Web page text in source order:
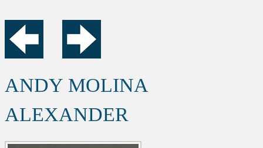
ANDY MOLINA
ALEXANDER